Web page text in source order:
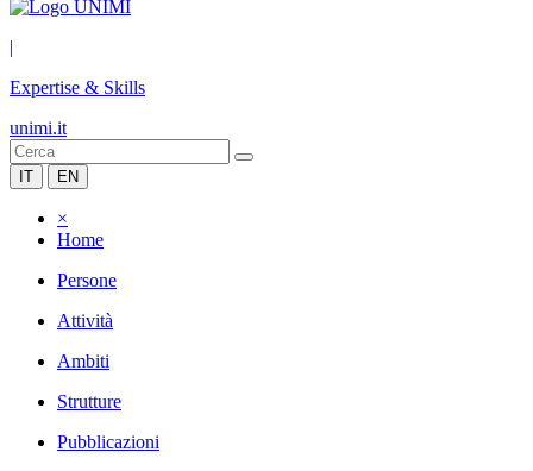
|
Expertise & Skills
unimi.it
IT EN
×
Home
Persone
Attività
Ambiti
Strutture
Pubblicazioni